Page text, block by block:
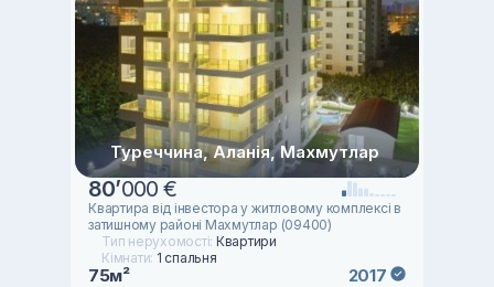
Туреччина, Аланія, Махмутлар
80’000 €
Квартира від інвестора у житловому комплексі в
затишному районі Махмутлар (09400)
Тип нерухомості: Квартири
Кімнати: 1 спальня
75м² 2017